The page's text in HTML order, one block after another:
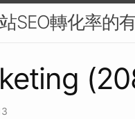
SEO轉化率的